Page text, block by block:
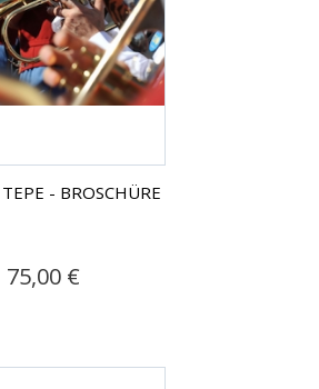
- BROSCHÜRE
75,00 €